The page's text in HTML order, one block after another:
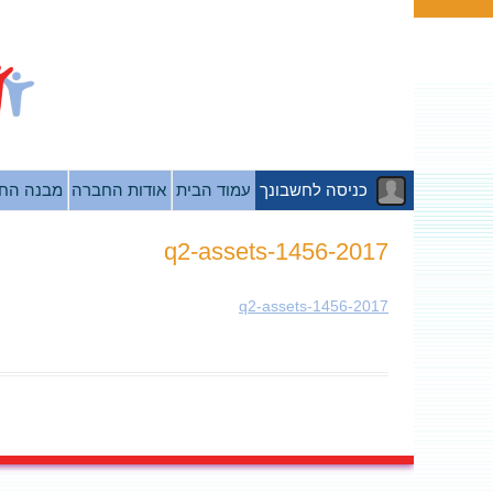
כניסה לחשבונך עמוד הבית אודות החברה מבנה
2017-q2-assets-1456
2017-q2-assets-1456